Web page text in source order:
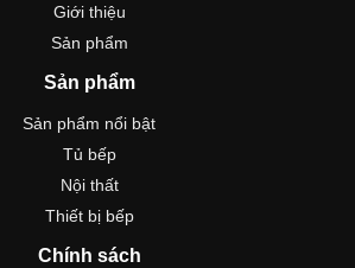
Giới thiệu
Sản phẩm
Sản phẩm
Sản phẩm nổi bật
Tủ bếp
Nội thất
Thiết bị bếp
Chính sách